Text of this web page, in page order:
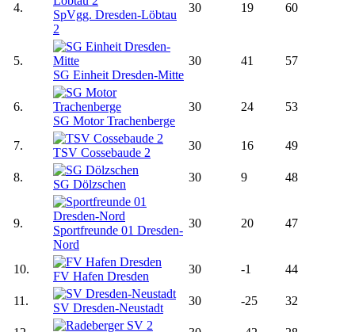
4.
SpVgg. Dresden-Löbtau
2
30 19 60
5.
SG Einheit Dresden-Mitte
30 41 57
6.
SG Motor Trachenberge
30 24 53
7.
TSV Cossebaude 2
30 16 49
8.
SG Dölzschen
30 9 48
9.
Sportfreunde 01 Dresden-
Nord
30 20 47
10.
FV Hafen Dresden
30 -1 44
11.
SV Dresden-Neustadt
30 -25 32